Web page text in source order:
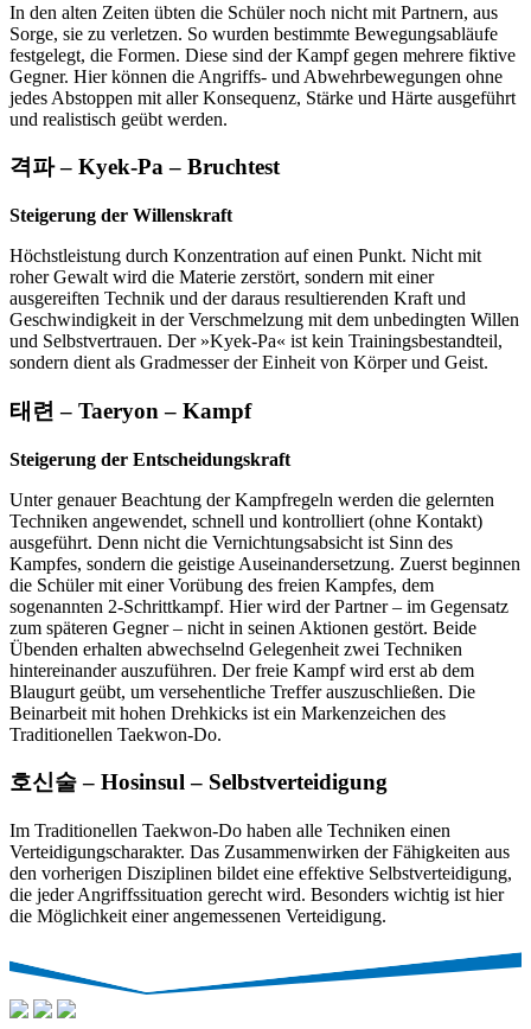
In den alten Zeiten übten die Schüler noch nicht mit Partnern, aus
Sorge, sie zu verletzen. So wurden bestimmte Bewegungsabläufe
festgelegt, die Formen. Diese sind der Kampf gegen mehrere fiktive
Gegner. Hier können die Angriffs- und Abwehrbewegungen ohne
jedes Abstoppen mit aller Konsequenz, Stärke und Härte ausgeführt
und realistisch geübt werden.
격파 – Kyek-Pa – Bruchtest
Steigerung der Willenskraft
Höchstleistung durch Konzentration auf einen Punkt. Nicht mit
roher Gewalt wird die Materie zerstört, sondern mit einer
ausgereiften Technik und der daraus resultierenden Kraft und
Geschwindigkeit in der Verschmelzung mit dem unbedingten Willen
und Selbstvertrauen. Der »Kyek-Pa« ist kein Trainingsbestandteil,
sondern dient als Gradmesser der Einheit von Körper und Geist.
태련 – Taeryon – Kampf
Steigerung der Entscheidungskraft
Unter genauer Beachtung der Kampfregeln werden die gelernten
Techniken angewendet, schnell und kontrolliert (ohne Kontakt)
ausgeführt. Denn nicht die Vernichtungsabsicht ist Sinn des
Kampfes, sondern die geistige Auseinandersetzung. Zuerst beginnen
die Schüler mit einer Vorübung des freien Kampfes, dem
sogenannten 2-Schrittkampf. Hier wird der Partner – im Gegensatz
zum späteren Gegner – nicht in seinen Aktionen gestört. Beide
Übenden erhalten abwechselnd Gelegenheit zwei Techniken
hintereinander auszuführen. Der freie Kampf wird erst ab dem
Blaugurt geübt, um versehentliche Treffer auszuschließen. Die
Beinarbeit mit hohen Drehkicks ist ein Markenzeichen des
Traditionellen Taekwon-Do.
호신술 – Hosinsul – Selbstverteidigung
Im Traditionellen Taekwon-Do haben alle Techniken einen
Verteidigungscharakter. Das Zusammenwirken der Fähigkeiten aus
den vorherigen Disziplinen bildet eine effektive Selbstverteidigung,
die jeder Angriffssituation gerecht wird. Besonders wichtig ist hier
die Möglichkeit einer angemessenen Verteidigung.